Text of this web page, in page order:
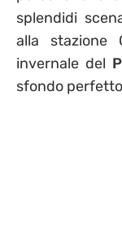
splendidi
alla stazione
invernale del
sfondo